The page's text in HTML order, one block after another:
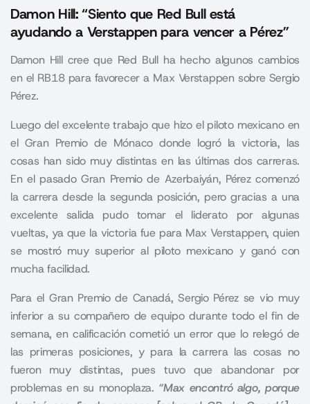
Damon Hill: “Siento que Red Bull está
ayudando a Verstappen para vencer a Pérez”
Damon Hill cree que Red Bull ha hecho algunos cambios
en el RB18 para favorecer a Max Verstappen sobre Sergio
Pérez.
Luego del excelente trabajo que hizo el piloto mexicano en
el Gran Premio de Mónacodonde logró la victoria, las
cosas han sido muy distintas en las últimas dos carreras.
En el pasadoGran Premio de Azerbaiyán, Pérez comenzó
la carrera desde la segunda posición, pero gracias a una
excelente salida pudo tomar el liderato por algunas
vueltas, ya que la victoria fue para Max Verstappen, quien
se mostró muy superior al piloto mexicano y ganó con
mucha facilidad.
Para el Gran Premio de Canadá, Sergio Pérez se vio muy
inferior a su compañero de equipo durante todo el fin de
semana, en calificación cometió un error que lo relegó de
las primeras posiciones, y para la carrera las cosas no
fueron muy distintas, pues tuvo que abandonar por
problemas en su monoplaza. “Max encontró algo, porque